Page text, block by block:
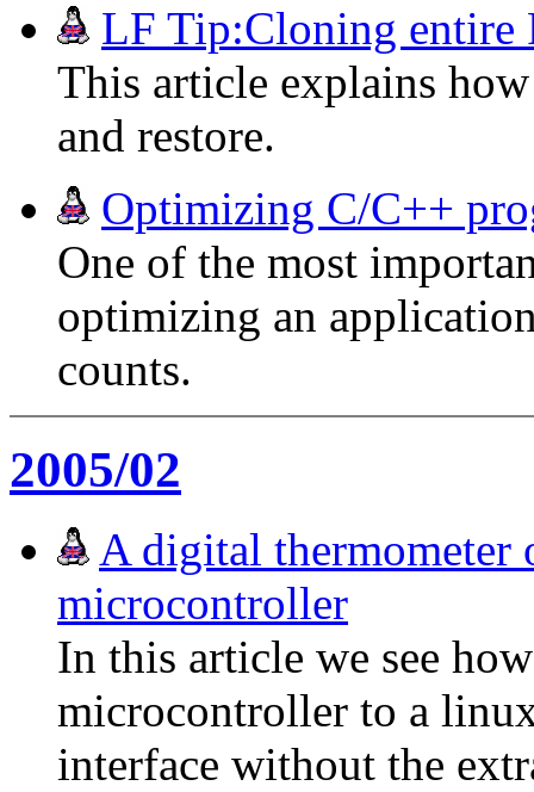
LF Tip:Cloning entire
This article explains
and restore.
Optimizing C/C++
One of the most
optimizing an
counts.
2005/02
A digital thermometer
microcontroller
In this article we see
microcontroller to a
interface without the